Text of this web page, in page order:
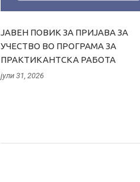
ЈАВЕН ПОВИК ЗА ПРИЈАВА ЗА
УЧЕСТВО ВО ПРОГРАМА ЗА
ПРАКТИКАНТСКА РАБОТА
јули 31, 2026